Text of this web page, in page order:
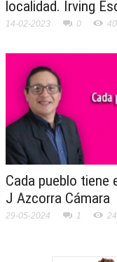
localidad. Irving
14-02-2023 0
Cada pueblo tiene
J Azcorra Cámara
29-05-2024 1